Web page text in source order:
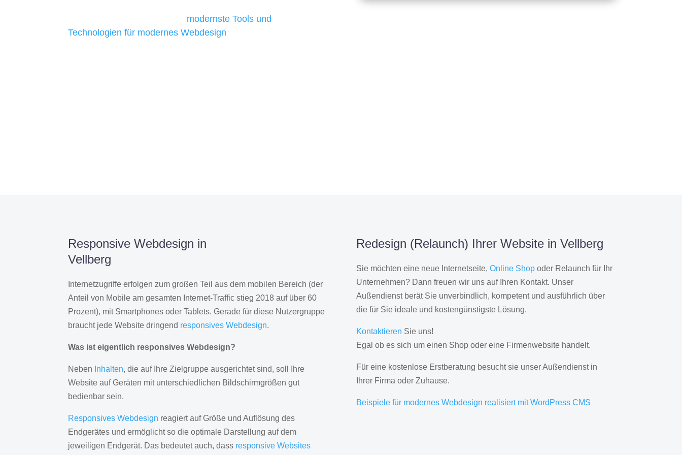
modernste Tools und
Technologien für modernes Webdesign
Responsive Webdesign in
Vellberg
Internetzugriffe erfolgen zum großen Teil aus dem mobilen Bereich (der
Anteil von Mobile am gesamten Internet-Traffic stieg 2018 auf über 60
Prozent), mit Smartphones oder Tablets. Gerade für diese Nutzergruppe
braucht jede Website dringend responsives Webdesign.
Was ist eigentlich responsives Webdesign?
Neben Inhalten, die auf Ihre Zielgruppe ausgerichtet sind, soll Ihre
Website auf Geräten mit unterschiedlichen Bildschirmgrößen gut
bedienbar sein.
Responsives Webdesign reagiert auf Größe und Auflösung des
Endgerätes und ermöglicht so die optimale Darstellung auf dem
jeweiligen Endgerät. Das bedeutet auch, dass responsive Websites
Redesign (Relaunch) Ihrer Website in Vellberg
Sie möchten eine neue Internetseite, Online Shopoder Relaunch für Ihr
Unternehmen? Dann freuen wir uns auf Ihren Kontakt. Unser
Außendienst berät Sie unverbindlich, kompetent und ausführlich über
die für Sie ideale und kostengünstigste Lösung.
Kontaktieren Sie uns!
Egal ob es sich um einen Shop oder eine Firmenwebsite handelt.
Für eine kostenlose Erstberatung besucht sie unser Außendienst in
Ihrer Firma oder Zuhause.
Beispiele für modernes Webdesign realisiert mit WordPress CMS